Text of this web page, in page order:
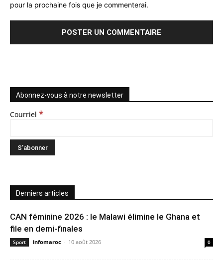
pour la prochaine fois que je commenterai.
Abonnez-vous à notre newsletter
Courriel *
Derniers articles
CAN féminine 2026 : le Malawi élimine le Ghana et
file en demi-finales
Sport infomaroc - 10 août 2026 0